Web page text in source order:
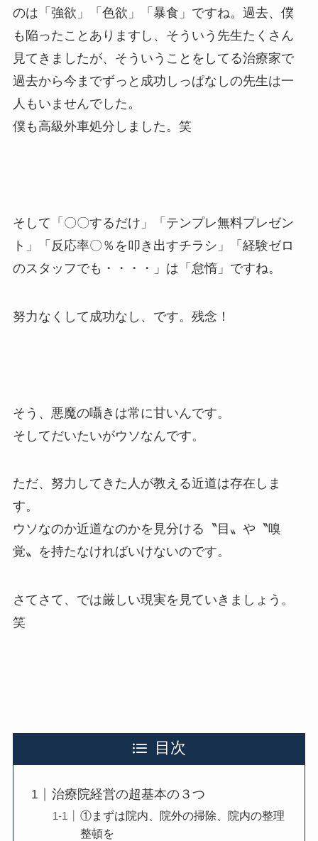
のは「強欲」「色欲」「暴食」ですね。過去、僕
も陥ったことありますし、そういう先生たくさん
見てきましたが、そういうことをしてる治療家で
過去から今までずっと成功しっぱなしの先生は一
人もいませんでした。
僕も高級外車処分しました。笑
そして「〇〇するだけ」「テンプレ無料プレゼン
ト」「反応率〇％を叩き出すチラシ」「経験ゼロ
のスタッフでも・・・・」は「怠惰」ですね。
努力なくして成功なし、です。残念！
そう、悪魔の囁きは常に甘いんです。
そしてだいたいがウソなんです。
ただ、努力してきた人が教える近道は存在しま
す。
ウソなのか近道なのかを見分ける〝目〟や〝嗅
覚〟を持たなければいけないのです。
さてさて、では厳しい現実を見ていきましょう。
笑
目次
治療院経営の超基本の３つ
①まずは院内、院外の掃除、院内の整理
整頓を